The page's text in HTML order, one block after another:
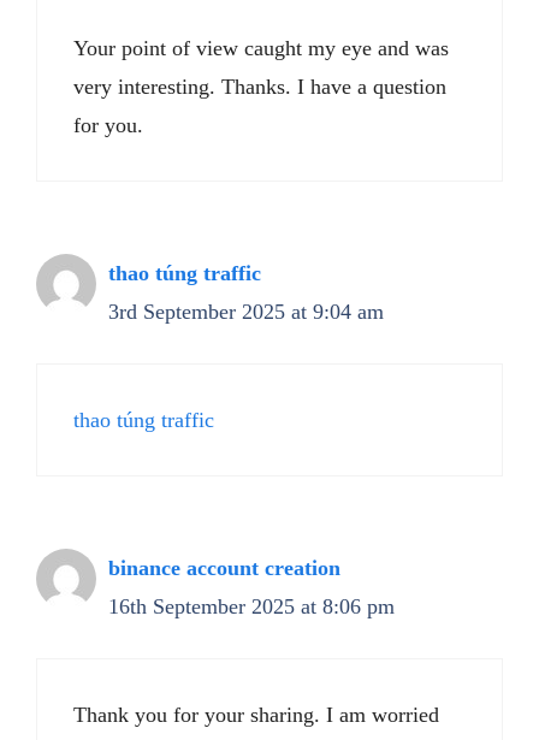
Your point of view caught my eye and was
very interesting. Thanks. I have a question
for you.
thao túng traffic
3rd September 2025 at 9:04 am
thao túng traffic
binance account creation
16th September 2025 at 8:06 pm
Thank you for your sharing. I am worried